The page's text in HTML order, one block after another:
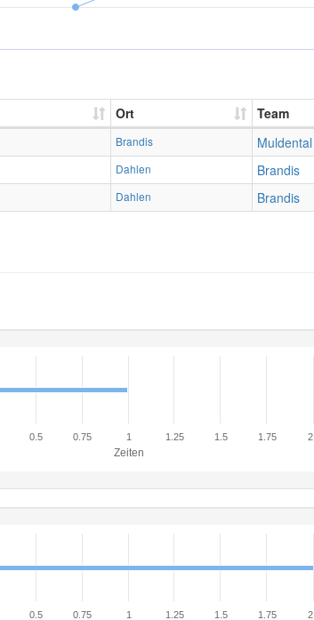
Ort Team
Brandis Muldental
Dahlen Brandis
Dahlen Brandis
Zeiten
0.5 0.75 1 1.25 1.5 1.75 2
0.5 0.75 1 1.25 1.5 1.75 2